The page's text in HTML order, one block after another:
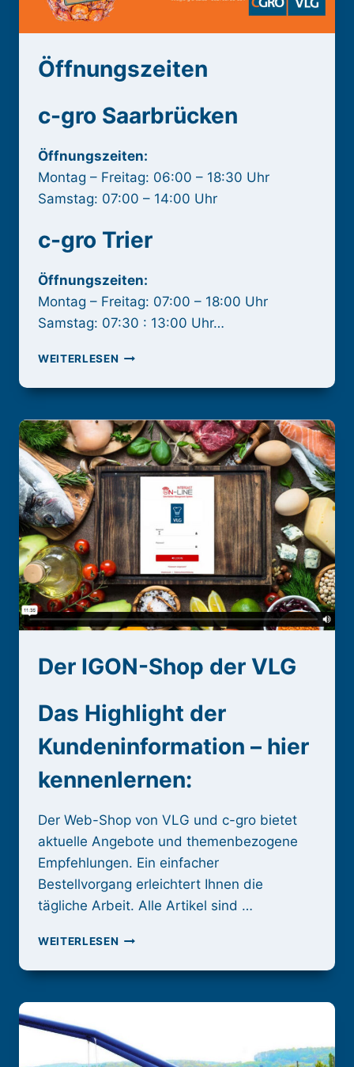
Öffnungszeiten
c-gro Saarbrücken
Öffnungszeiten:
Montag – Freitag: 06:00 – 18:30 Uhr
Samstag: 07:00 – 14:00 Uhr
c-gro Trier
Öffnungszeiten:
Montag – Freitag: 07:00 – 18:00 Uhr
Samstag: 07:30 : 13:00 Uhr…
WEITERLESENÖFFNUNGSZEITEN
Der IGON-Shop der VLG
Das Highlight der
Kundeninformation – hier
kennenlernen:
Der Web-Shop von VLG und c-gro bietet
aktuelle Angebote und themenbezogene
Empfehlungen. Ein einfacher
Bestellvorgang erleichtert Ihnen die
tägliche Arbeit. Alle Artikel sind …
WEITERLESENDER
SHOP
VLG